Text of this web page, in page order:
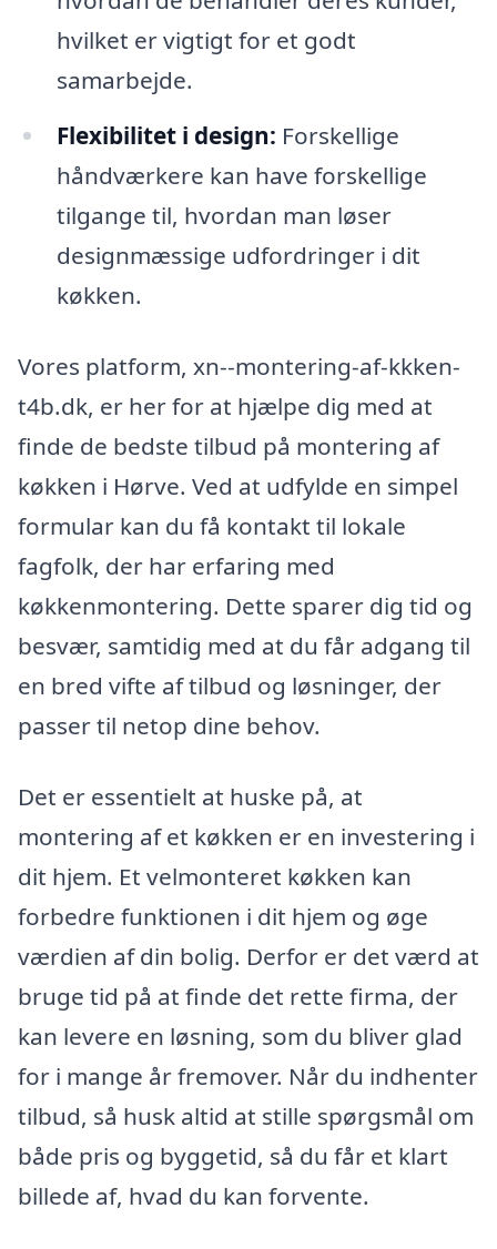
hvilket er vigtigt for et godt
samarbejde.
Flexibilitet i design: Forskellige
håndværkere kan have forskellige
tilgange til, hvordan man løser
designmæssige udfordringer i dit
køkken.
Vores platform, xn--montering-af-kkken-
t4b.dk, er her for at hjælpe dig med at
finde de bedste tilbud på montering af
køkken i Hørve. Ved at udfylde en simpel
formular kan du få kontakt til lokale
fagfolk, der har erfaring med
køkkenmontering. Dette sparer dig tid og
besvær, samtidig med at du får adgang til
en bred vifte af tilbud og løsninger, der
passer til netop dine behov.
Det er essentielt at huske på, at
montering af et køkken er en investering i
dit hjem. Et velmonteret køkken kan
forbedre funktionen i dit hjem og øge
værdien af din bolig. Derfor er det værd at
bruge tid på at finde det rette firma, der
kan levere en løsning, som du bliver glad
for i mange år fremover. Når du indhenter
tilbud, så husk altid at stille spørgsmål om
både pris og byggetid, så du får et klart
billede af, hvad du kan forvente.